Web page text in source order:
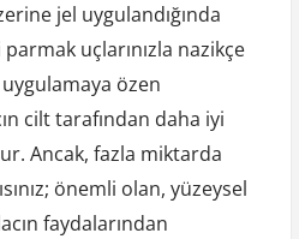
jel uygulandığında
uçlarınızla nazikçe
özen
cilt tarafından daha iyi
Ancak, fazla miktarda
önemli olan, yüzeysel
faydalarından